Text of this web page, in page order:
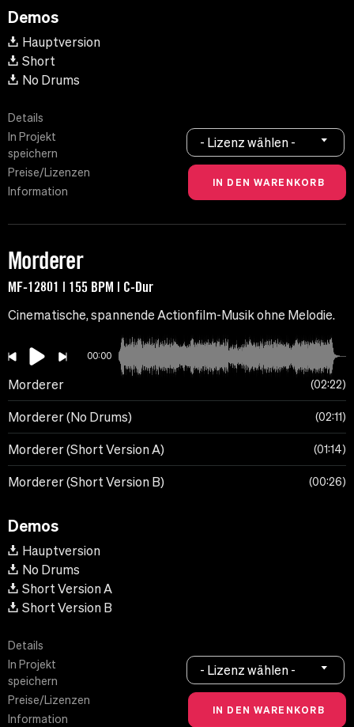
Demos
Hauptversion
Short
No Drums
Details
In Projekt
speichern
Preise/Lizenzen
Information
- Lizenz wählen -
Morderer
MF-12801 | 155 BPM | C-Dur
Cinematische, spannende Actionfilm-Musik ohne Melodie.
00:00
Morderer 02:22
Morderer (No Drums) 02:11
Morderer (Short Version A) 01:14
Morderer (Short Version B) 00:26
Demos
Hauptversion
No Drums
Short Version A
Short Version B
Details
In Projekt
speichern
Preise/Lizenzen
Information
- Lizenz wählen -